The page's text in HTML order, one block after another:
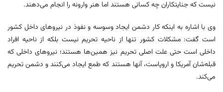
نیست که جنایتکاران چه کسانی هستند اما هنر وارونه را انجام می‌دهند.
وی با اشاره به اینکه کار دشمن ایجاد وسوسه و نفوذ در نیروهای داخل کشور
است گفت: مشکلات کشور تنها از ناحیه تحریم نیست بلکه از ناحیه افراد
داخلی است حتی علت اصلی تحریم نیز همین‌ها هستند؛ نیروهای داخلی که
قبله‌شان آمریکا و اروپاست، آنها هستند که طمع ایجاد می‌کنند و دشمن تحریم
می‌کند.